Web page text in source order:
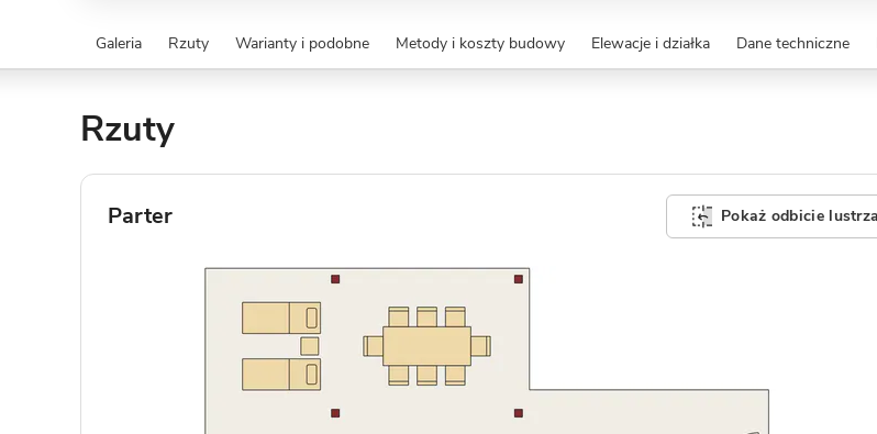
Galeria Rzuty Warianty i podobne Metody i koszty budowy Elewacje i działka Dane techniczne
Rzuty
Parter Pokaż odbicie